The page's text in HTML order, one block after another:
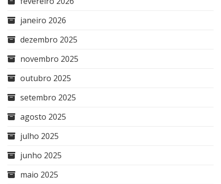
janeiro 2026
dezembro 2025
novembro 2025
outubro 2025
setembro 2025
agosto 2025
julho 2025
junho 2025
maio 2025